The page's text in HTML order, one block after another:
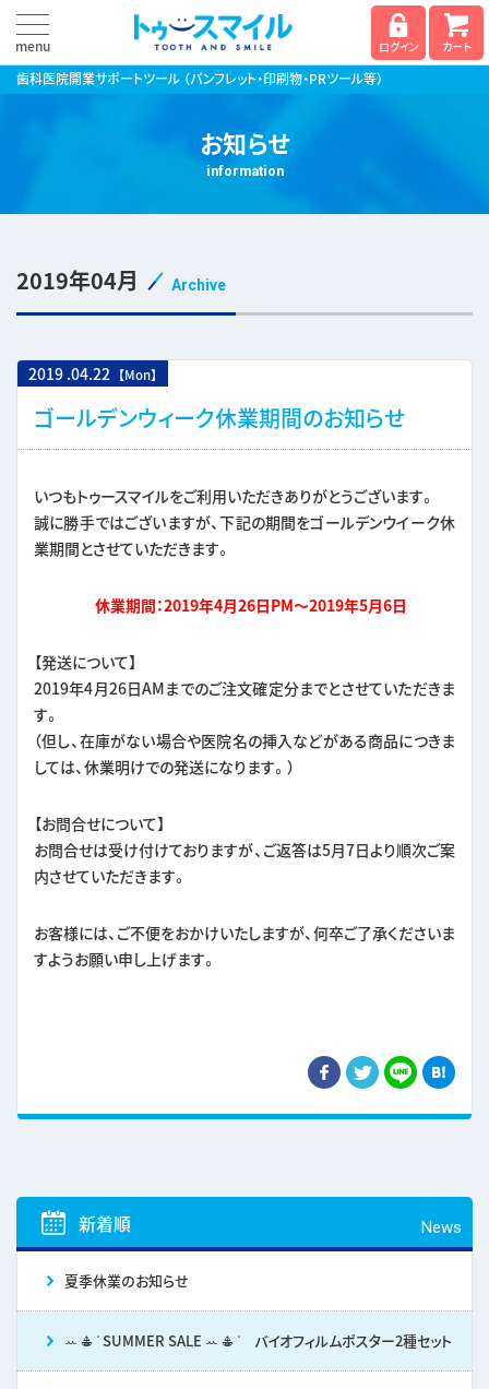
歯科医院開業サポートツール （パンフレット・印刷物・PRツール等）
ログイン カート
お知らせ
information
2019年04月 Archive
2019 .04.22 【Mon】
ゴールデンウィーク休業期間のお知らせ
いつもトゥースマイルをご利用いただきありがとうございます。
誠に勝手ではございますが、下記の期間をゴールデンウイーク休
業期間とさせていただきます。
休業期間：2019年4月26日PM～2019年5月6日
【発送について】
2019年4月26日AMまでのご注文確定分までとさせていただきま
す。
（但し、在庫がない場合や医院名の挿入などがある商品につきま
しては、休業明けでの発送になります。）
【お問合せについて】
お問合せは受け付けておりますが、ご返答は5月7日より順次ご案
内させていただきます。
お客様には、ご不便をおかけいたしますが、何卒ご了承くださいま
すようお願い申し上げます。
新着順 News
夏季休業のお知らせ
ꕀ 𖠳 ᐝ SUMMER SALE ꕀ 𖠳 ᐝ バイオフィルムポスター2種セット
menu